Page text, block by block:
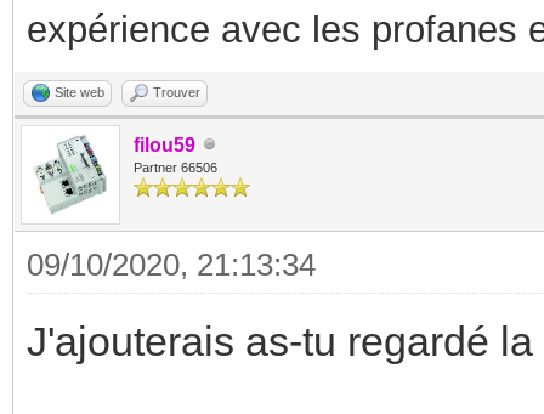
expérience avec les profanes
Site web Trouver
filou59
Partner 66506
09/10/2020, 21:13:34
J'ajouterais as-tu regardé